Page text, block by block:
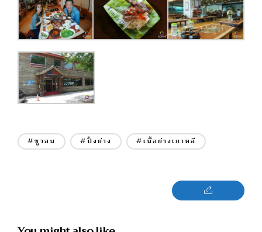
#ซูวอน #ปิ้งย่าง #เนื้อย่างเกาหลี